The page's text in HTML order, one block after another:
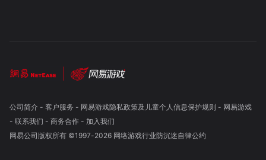
公司简介- 客户服务 - 网易游戏隐私政策及儿童个人信息保护规则 - 网易游戏
- 联系我们 - 商务合作- 加入我们
网易公司版权所有 ©1997-2026 网络游戏行业防沉迷自律公约